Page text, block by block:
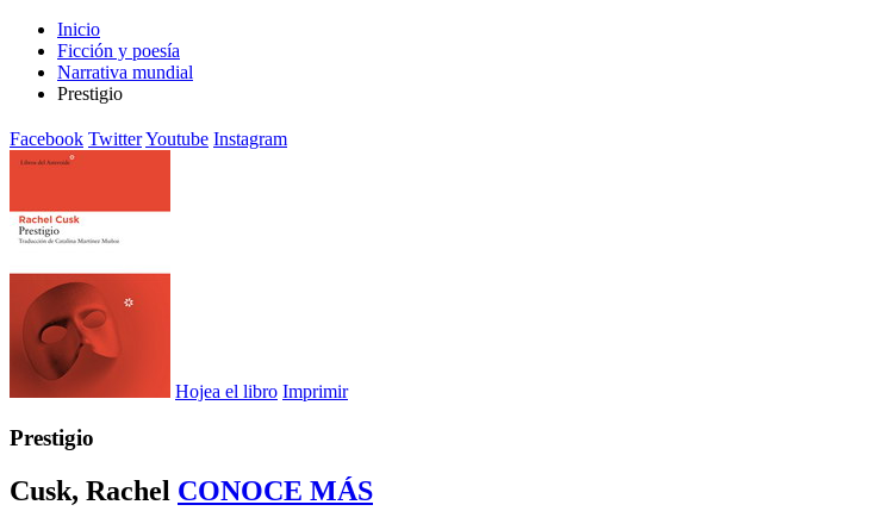
Inicio
Ficción y poesía
Narrativa mundial
Prestigio
Facebook TwitterYoutube Instagram
Hojea el libro Imprimir
Prestigio
Cusk, Rachel CONOCE MÁS